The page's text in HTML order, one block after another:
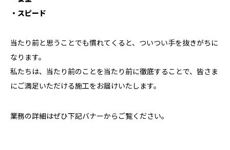
・スピード
当たり前と思うことでも慣れてくると、ついつい手を抜きがちに
なります。
私たちは、当たり前のことを当たり前に徹底することで、皆さま
にご満足いただける施工をお届けいたします。
業務の詳細はぜひ下記バナーからご覧ください。